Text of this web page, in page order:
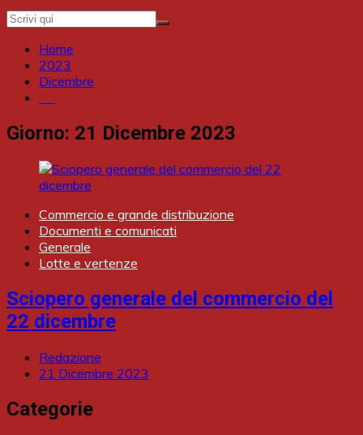
Home
2023
Dicembre
Giorno: 21 Dicembre 2023
Commercio e grande distribuzione
Documenti e comunicati
Generale
Lotte e vertenze
Sciopero generale del commercio del
22 dicembre
Redazione
21 Dicembre 2023
Categorie